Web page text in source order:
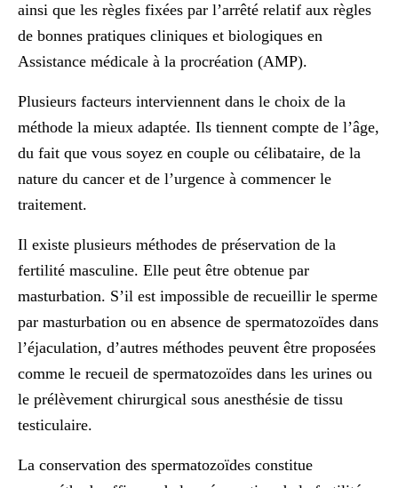
ainsi que les règles fixées par l’arrêté relatif aux règles
de bonnes pratiques cliniques et biologiques en
Assistance médicale à la procréation (AMP).
Plusieurs facteurs interviennent dans le choix de la
méthode la mieux adaptée. Ils tiennent compte de l’âge,
du fait que vous soyez en couple ou célibataire, de la
nature du cancer et de l’urgence à commencer le
traitement.
Il existe plusieurs méthodes de préservation de la
fertilité masculine. Elle peut être obtenue par
masturbation. S’il est impossible de recueillir le sperme
par masturbation ou en absence de spermatozoïdes dans
l’éjaculation, d’autres méthodes peuvent être proposées
comme le recueil de spermatozoïdes dans les urines ou
le prélèvement chirurgical sous anesthésie de tissu
testiculaire.
La conservation des spermatozoïdes constitue